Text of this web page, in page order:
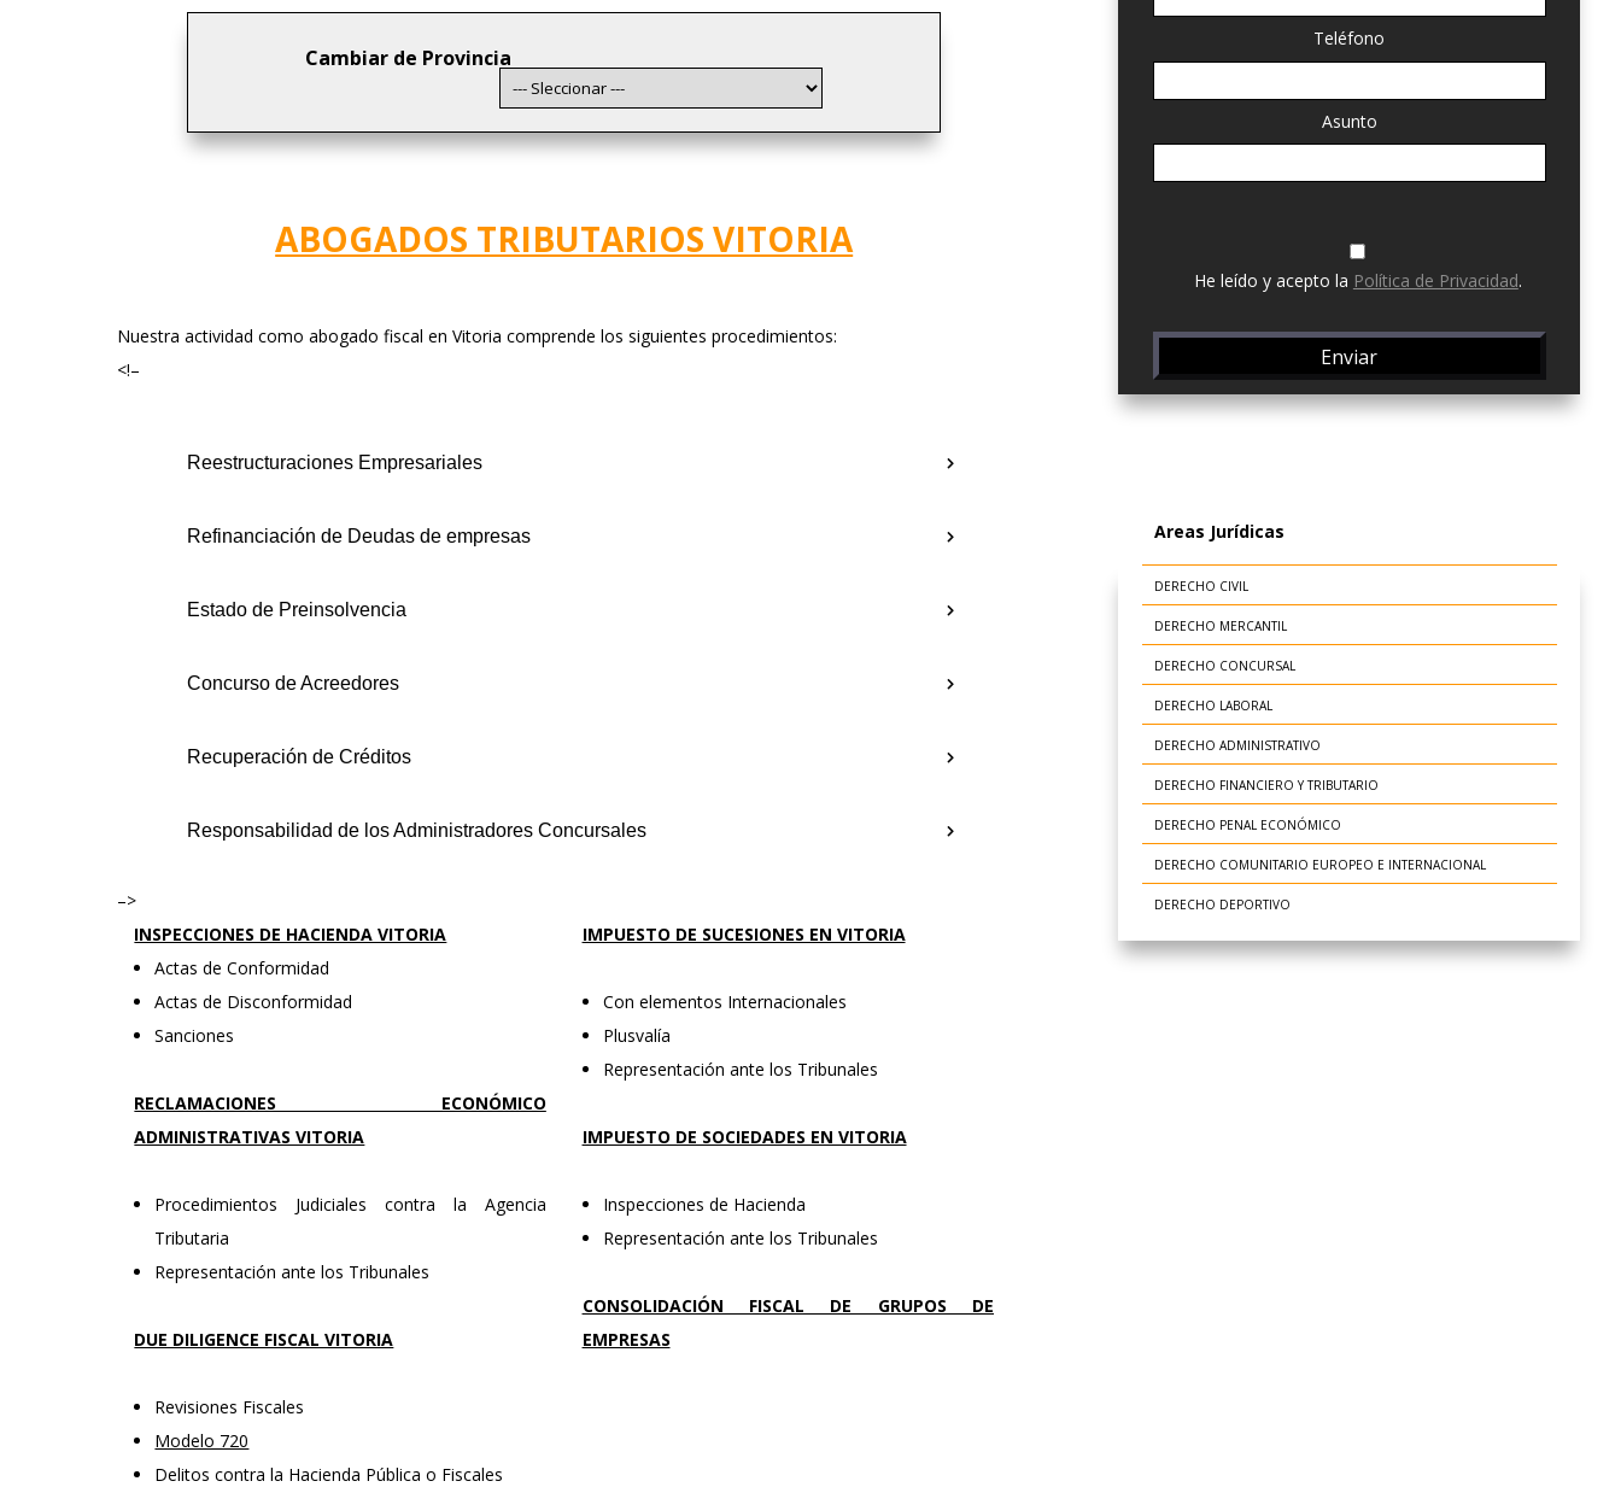
Cambiar de Provincia
ABOGADOS TRIBUTARIOS VITORIA
Nuestra actividad como abogado fiscal en Vitoria comprende los siguientes procedimientos:
<!–
Reestructuraciones Empresariales
Refinanciación de Deudas de empresas
Estado de Preinsolvencia
Concurso de Acreedores
Recuperación de Créditos
Responsabilidad de los Administradores Concursales
–>
INSPECCIONES DE HACIENDA VITORIA
Actas de Conformidad
Actas de Disconformidad
Sanciones
RECLAMACIONES ECONÓMICO
ADMINISTRATIVAS VITORIA
Procedimientos Judiciales contra la Agencia
Tributaria
Representación ante los Tribunales
DUE DILIGENCE FISCAL VITORIA
Revisiones Fiscales
Modelo 720
Delitos contra la Hacienda Pública o Fiscales
IMPUESTO DE SUCESIONES EN VITORIA
Con elementos Internacionales
Plusvalía
Representación ante los Tribunales
IMPUESTO DE SOCIEDADES EN VITORIA
Inspecciones de Hacienda
Representación ante los Tribunales
CONSOLIDACIÓN FISCAL DE GRUPOS DE
EMPRESAS
Teléfono
Asunto
He leído y acepto la Política de Privacidad.
Areas Jurídicas
DERECHO CIVIL
DERECHO MERCANTIL
DERECHO CONCURSAL
DERECHO LABORAL
DERECHO ADMINISTRATIVO
DERECHO FINANCIERO Y TRIBUTARIO
DERECHO PENAL ECONÓMICO
DERECHO COMUNITARIO EUROPEO E INTERNACIONAL
DERECHO DEPORTIVO